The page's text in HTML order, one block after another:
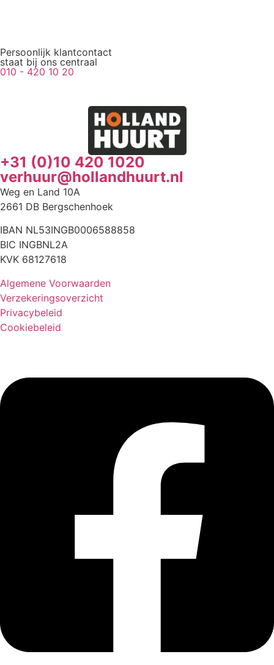
Persoonlijk klantcontact
staat bij ons centraal
010 - 420 10 20
+31 (0)10 420 1020
verhuur@hollandhuurt.nl
Weg en Land 10A
2661 DB Bergschenhoek
IBAN NL53INGB0006588858
BIC INGBNL2A
KVK 68127618
Algemene Voorwaarden
Verzekeringsoverzicht
Privacybeleid
Cookiebeleid